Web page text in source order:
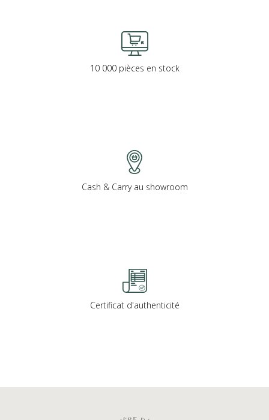
10 000 pièces en stock
Cash & Carry au showroom
Certificat d'authenticité